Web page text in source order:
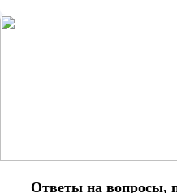
Ответы на вопросы,